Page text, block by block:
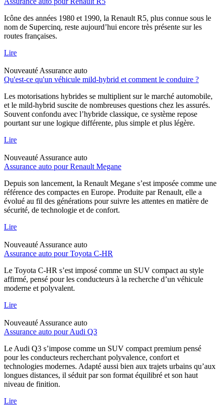
Icône des années 1980 et 1990, la Renault R5, plus connue sous le
nom de Supercinq, reste aujourd’hui encore très présente sur les
routes françaises.
Lire
Nouveauté Assurance auto
Qu'est-ce qu'un véhicule mild-hybrid et comment le conduire ?
Les motorisations hybrides se multiplient sur le marché automobile,
et le mild-hybrid suscite de nombreuses questions chez les assurés.
Souvent confondu avec l’hybride classique, ce système repose
pourtant sur une logique différente, plus simple et plus légère.
Lire
Nouveauté Assurance auto
Assurance auto pour Renault Megane
Depuis son lancement, la Renault Megane s’est imposée comme une
référence des compactes en Europe. Produite par Renault, elle a
évolué au fil des générations pour suivre les attentes en matière de
sécurité, de technologie et de confort.
Lire
Nouveauté Assurance auto
Assurance auto pour Toyota C-HR
Le Toyota C-HR s’est imposé comme un SUV compact au style
affirmé, pensé pour les conducteurs à la recherche d’un véhicule
moderne et polyvalent.
Lire
Nouveauté Assurance auto
Assurance auto pour Audi Q3
Le Audi Q3 s’impose comme un SUV compact premium pensé
pour les conducteurs recherchant polyvalence, confort et
technologies modernes. Adapté aussi bien aux trajets urbains qu’aux
longues distances, il séduit par son format équilibré et son haut
niveau de finition.
Lire